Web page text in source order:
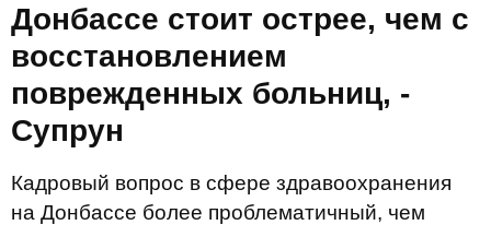
Донбассе стоит острее, чем с
восстановлением
поврежденных больниц, -
Супрун
Кадровый вопрос в сфере здравоохранения
на Донбассе более проблематичный, чем